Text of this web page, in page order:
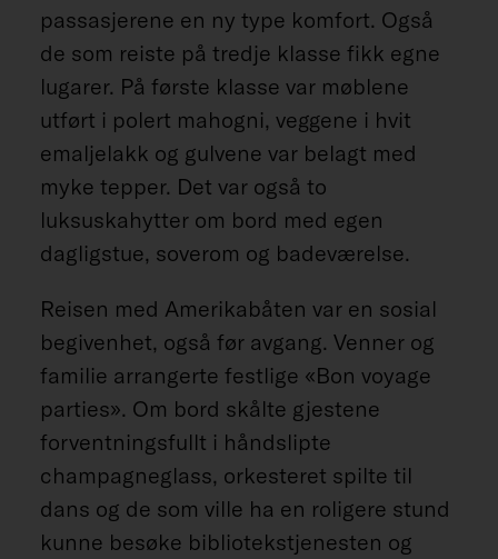
passasjerene en ny type komfort. Også
de som reiste på tredje klasse fikk egne
lugarer. På første klasse var møblene
utført i polert mahogni, veggene i hvit
emaljelakk og gulvene var belagt med
myke tepper. Det var også to
luksuskahytter om bord med egen
dagligstue, soverom og badeværelse.
Reisen med Amerikabåten var en sosial
begivenhet, også før avgang. Venner og
familie arrangerte festlige «Bon voyage
parties». Om bord skålte gjestene
forventningsfullt i håndslipte
champagneglass, orkesteret spilte til
dans og de som ville ha en roligere stund
kunne besøke bibliotekstjenesten og